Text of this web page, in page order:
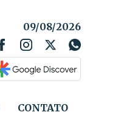
09/08/2026
CONTATO